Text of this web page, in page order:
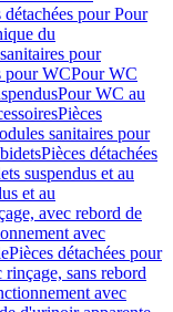
détachées pour Pour
du
pour
pour WCPour WC
Pour WC au
Pièces
sanitaires pour
Pièces détachées
suspendus et au
et au
avec rebord de
avec
Pièces détachées pour
sans rebord
avec